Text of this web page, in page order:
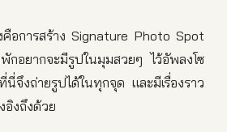
คือการสร้าง Signature Photo Spot
พักอยากจะมีรูปในมุมสวยๆ ไว้อัพลงโซ
นี่จึงถ่ายรูปได้ในทุกจุด และมีเรื่องราว
อิงถึงด้วย